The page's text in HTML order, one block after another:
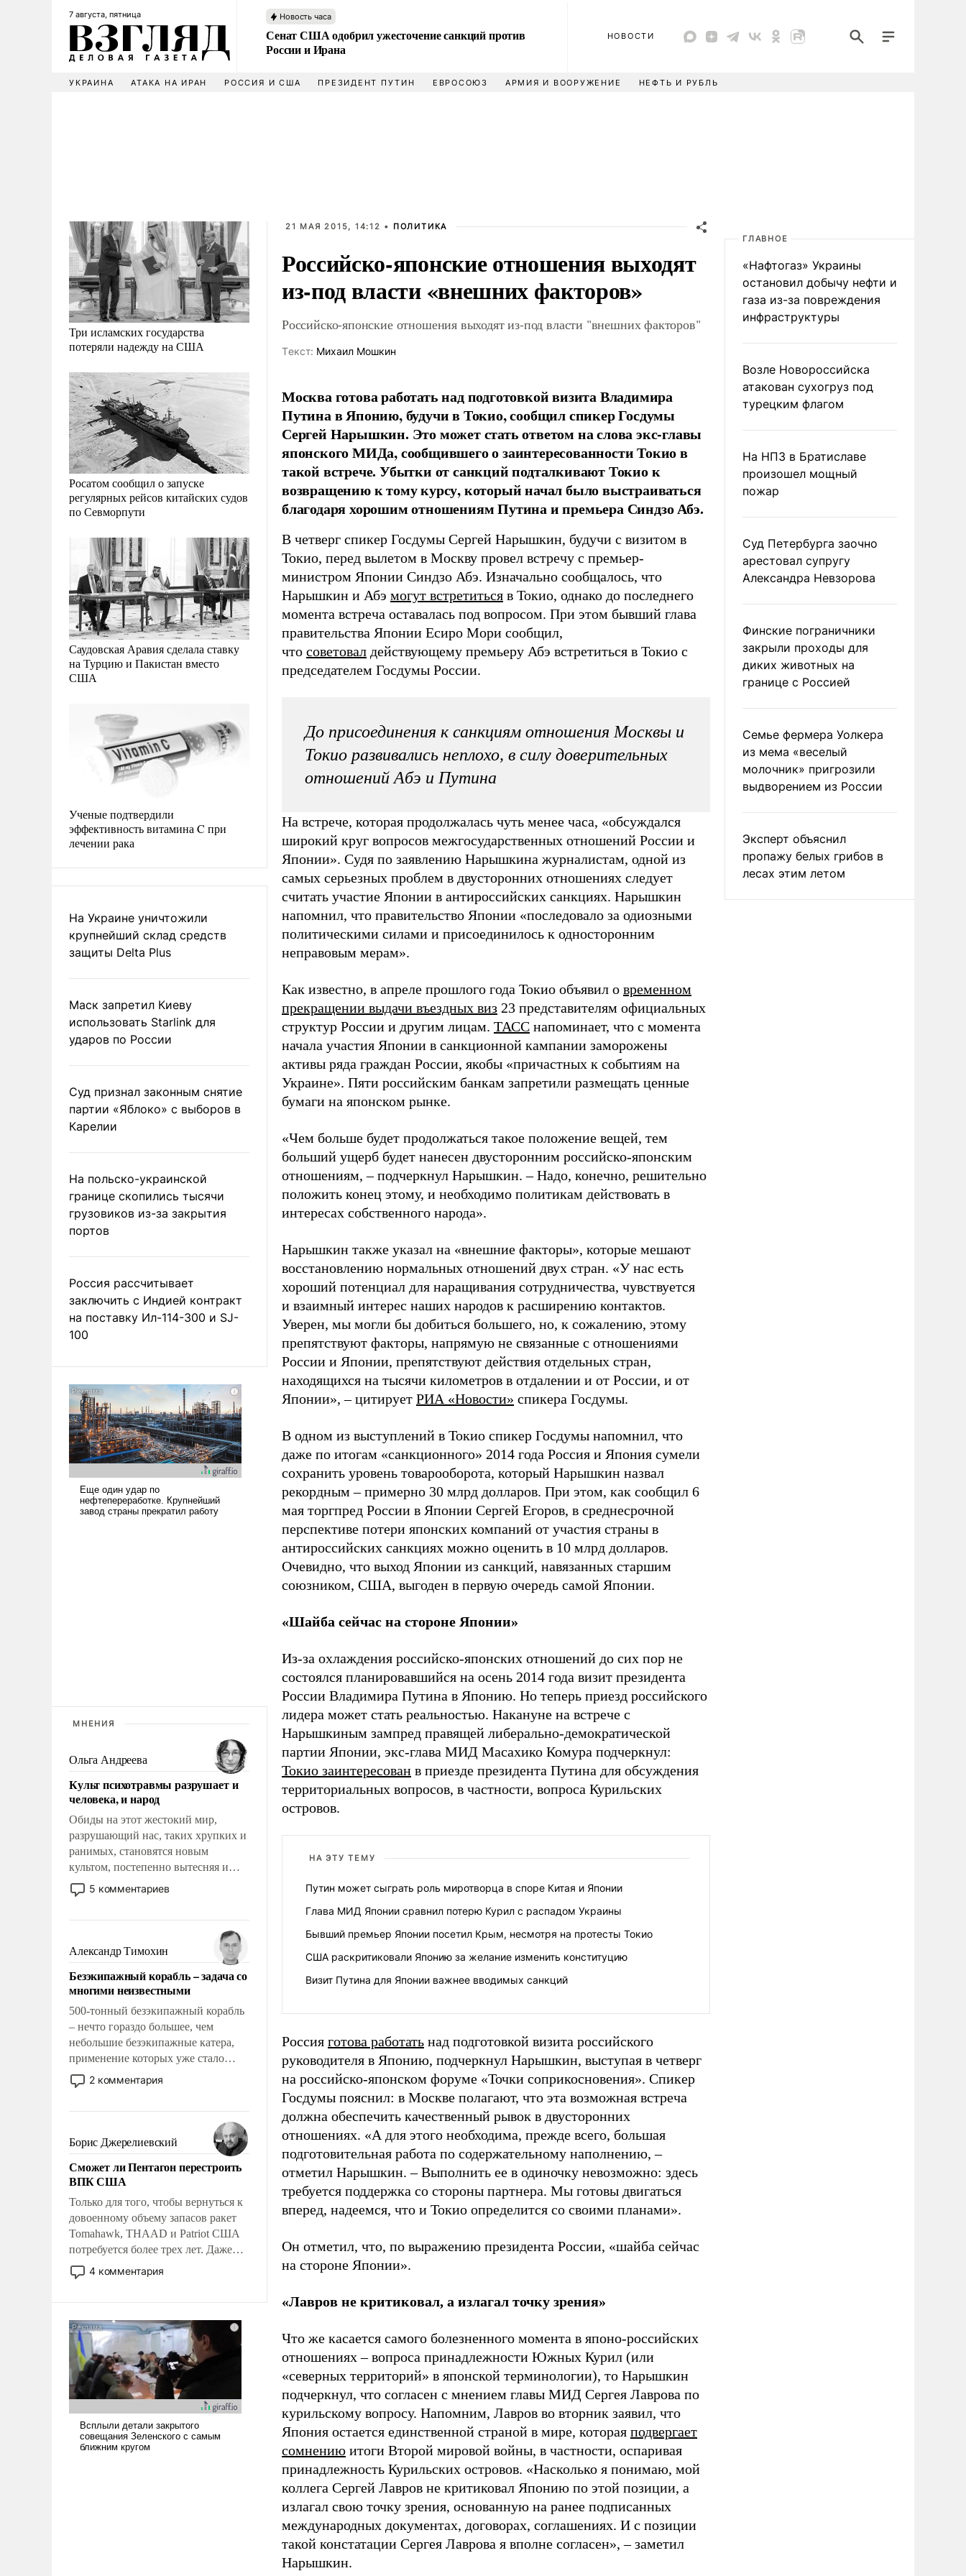
7 августа, пятница Новость часа
Сенат США одобрил ужесточение санкций против
России и Ирана
НОВОСТИ
УКРАИНА АТАКА НА ИРАН РОССИЯ И США ПРЕЗИДЕНТ ПУТИН ЕВРОСОЮЗ АРМИЯ И ВООРУЖЕНИЕ НЕФТЬ И РУБЛЬ
Три исламских государства
потеряли надежду на США
Росатом сообщил о запуске
регулярных рейсов китайских судов
по Севморпути
Саудовская Аравия сделала ставку
на Турцию и Пакистан вместо
США
Ученые подтвердили
эффективность витамина C при
лечении рака
На Украине уничтожили
крупнейший склад средств
защиты Delta Plus
Маск запретил Киеву
использовать Starlink для
ударов по России
Суд признал законным снятие
партии «Яблоко» с выборов в
Карелии
На польско-украинской
границе скопились тысячи
грузовиков из-за закрытия
портов
Россия рассчитывает
заключить с Индией контракт
на поставку Ил-114-300 и SJ-
100
МНЕНИЯ
Ольга Андреева
Культ психотравмы разрушает и
человека, и народ
Обиды на этот жестокий мир,
разрушающий нас, таких хрупких и
ранимых, становятся новым
культом, постепенно вытесняя и
отменяя традиционное требование к
человеку – быть мужественным и
на себя ответственность, помогать
слабым, идти вперед и
адаптироваться.
5 комментариев
Александр Тимохин
Безэкипажный корабль – задача со
многими неизвестными
500-тонный безэкипажный корабль
– нечто гораздо большее, чем
небольшие безэкипажные катера,
применение которых уже стало
обыденностью. Задача по созданию
такого корабля очень сложна и
реализация радикально поднимет
наши боевые возможности.
2 комментария
Борис Джерелиевский
Сможет ли Пентагон перестроить
ВПК США
Только для того, чтобы вернуться к
довоенному объему запасов ракет
Tomahawk, THAAD и Patriot США
потребуется более трех лет. Даже
небольшая война с Ираном
опустошила американские
уязвимости США, например, перед
Китаем.
4 комментария
21 МАЯ 2015, 14:12 • ПОЛИТИКА
Российско-японские отношения выходят
из-под власти «внешних факторов»
Российско-японские отношения выходят из-под власти "внешних факторов"
Tекст: Михаил Мошкин
Москва готова работать над подготовкой визита Владимира
Путина в Японию, будучи в Токио, сообщил спикер Госдумы
Сергей Нарышкин. Это может стать ответом на слова экс-главы
японского МИДа, сообщившего о заинтересованности Токио в
такой встрече. Убытки от санкций подталкивают Токио к
возвращению к тому курсу, который начал было выстраиваться
благодаря хорошим отношениям Путина и премьера Синдзо Абэ.
В четверг спикер Госдумы Сергей Нарышкин, будучи с визитом в
Токио, перед вылетом в Москву провел встречу с премьер-
министром Японии Синдзо Абэ. Изначально сообщалось, что
Нарышкин и Абэ могут встретиться в Токио, однако до последнего
момента встреча оставалась под вопросом. При этом бывший глава
правительства Японии Есиро Мори сообщил,
что советовал действующему премьеру Абэ встретиться в Токио с
председателем Госдумы России.
До присоединения к санкциям отношения Москвы и
Токио развивались неплохо, в силу доверительных
отношений Абэ и Путина
На встрече, которая продолжалась чуть менее часа, «обсуждался
широкий круг вопросов межгосударственных отношений России и
Японии». Судя по заявлению Нарышкина журналистам, одной из
самых серьезных проблем в двусторонних отношениях следует
считать участие Японии в антироссийских санкциях. Нарышкин
напомнил, что правительство Японии «последовало за одиозными
политическими силами и присоединилось к односторонним
неправовым мерам».
Как известно, в апреле прошлого года Токио объявил о временном
прекращении выдачи въездных виз 23 представителям официальных
структур России и другим лицам. ТАСС напоминает, что с момента
начала участия Японии в санкционной кампании заморожены
активы ряда граждан России, якобы «причастных к событиям на
Украине». Пяти российским банкам запретили размещать ценные
бумаги на японском рынке.
«Чем больше будет продолжаться такое положение вещей, тем
больший ущерб будет нанесен двусторонним российско-японским
отношениям, – подчеркнул Нарышкин. – Надо, конечно, решительно
положить конец этому, и необходимо политикам действовать в
интересах собственного народа».
Нарышкин также указал на «внешние факторы», которые мешают
восстановлению нормальных отношений двух стран. «У нас есть
хороший потенциал для наращивания сотрудничества, чувствуется
и взаимный интерес наших народов к расширению контактов.
Уверен, мы могли бы добиться большего, но, к сожалению, этому
препятствуют факторы, напрямую не связанные с отношениями
России и Японии, препятствуют действия отдельных стран,
находящихся на тысячи километров в отдалении и от России, и от
Японии», – цитирует РИА «Новости» спикера Госдумы.
В одном из выступлений в Токио спикер Госдумы напомнил, что
даже по итогам «санкционного» 2014 года Россия и Япония сумели
сохранить уровень товарооборота, который Нарышкин назвал
рекордным – примерно 30 млрд долларов. При этом, как сообщил 6
мая торгпред России в Японии Сергей Егоров, в среднесрочной
перспективе потери японских компаний от участия страны в
антироссийских санкциях можно оценить в 10 млрд долларов.
Очевидно, что выход Японии из санкций, навязанных старшим
союзником, США, выгоден в первую очередь самой Японии.
«Шайба сейчас на стороне Японии»
Из-за охлаждения российско-японских отношений до сих пор не
состоялся планировавшийся на осень 2014 года визит президента
России Владимира Путина в Японию. Но теперь приезд российского
лидера может стать реальностью. Накануне на встрече с
Нарышкиным зампред правящей либерально-демократической
партии Японии, экс-глава МИД Масахико Комура подчеркнул:
Токио заинтересован в приезде президента Путина для обсуждения
территориальных вопросов, в частности, вопроса Курильских
островов.
НА ЭТУ ТЕМУ
Путин может сыграть роль миротворца в споре Китая и Японии
Глава МИД Японии сравнил потерю Курил с распадом Украины
Бывший премьер Японии посетил Крым, несмотря на протесты Токио
США раскритиковали Японию за желание изменить конституцию
Визит Путина для Японии важнее вводимых санкций
Россия готова работать над подготовкой визита российского
руководителя в Японию, подчеркнул Нарышкин, выступая в четверг
на российско-японском форуме «Точки соприкосновения». Спикер
Госдумы пояснил: в Москве полагают, что эта возможная встреча
должна обеспечить качественный рывок в двусторонних
отношениях. «А для этого необходима, прежде всего, большая
подготовительная работа по содержательному наполнению, –
отметил Нарышкин. – Выполнить ее в одиночку невозможно: здесь
требуется поддержка со стороны партнера. Мы готовы двигаться
вперед, надеемся, что и Токио определится со своими планами».
Он отметил, что, по выражению президента России, «шайба сейчас
на стороне Японии».
«Лавров не критиковал, а излагал точку зрения»
Что же касается самого болезненного момента в японо-российских
отношениях – вопроса принадлежности Южных Курил (или
«северных территорий» в японской терминологии), то Нарышкин
подчеркнул, что согласен с мнением главы МИД Сергея Лаврова по
курильскому вопросу. Напомним, Лавров во вторник заявил, что
Япония остается единственной страной в мире, которая подвергает
сомнению итоги Второй мировой войны, в частности, оспаривая
принадлежность Курильских островов. «Насколько я понимаю, мой
коллега Сергей Лавров не критиковал Японию по этой позиции, а
излагал свою точку зрения, основанную на ранее подписанных
международных документах, договорах, соглашениях. И с позиции
такой констатации Сергея Лаврова я вполне согласен», – заметил
Нарышкин.
ГЛАВНОЕ
«Нафтогаз» Украины
остановил добычу нефти и
газа из-за повреждения
инфраструктуры
Возле Новороссийска
атакован сухогруз под
турецким флагом
На НПЗ в Братиславе
произошел мощный
пожар
Суд Петербурга заочно
арестовал супругу
Александра Невзорова
Финские пограничники
закрыли проходы для
диких животных на
границе с Россией
Семье фермера Уолкера
из мема «веселый
молочник» пригрозили
выдворением из России
Эксперт объяснил
пропажу белых грибов в
лесах этим летом